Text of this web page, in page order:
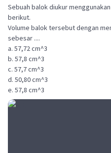
Sebuah balok diukur
berikut.
Volume balok tersebut dengan
sebesar ....
a. 57,72 cm^3
b. 57,8 cm^3
c. 57,7 cm^3
d. 50,80 cm^3
e. 57,8 cm^3